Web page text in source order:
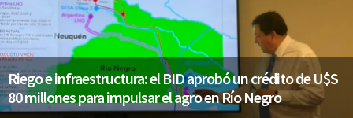
Riego e infraestructura: el BID aprobó un crédito de U$S
80 millones para impulsar el agro en Río Negro